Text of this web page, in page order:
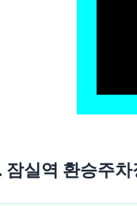
잠실역 환승주